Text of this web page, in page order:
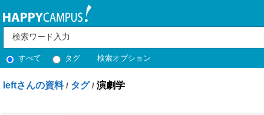
すべて タグ 検索オプション
leftさんの資料 / タグ / 演劇学